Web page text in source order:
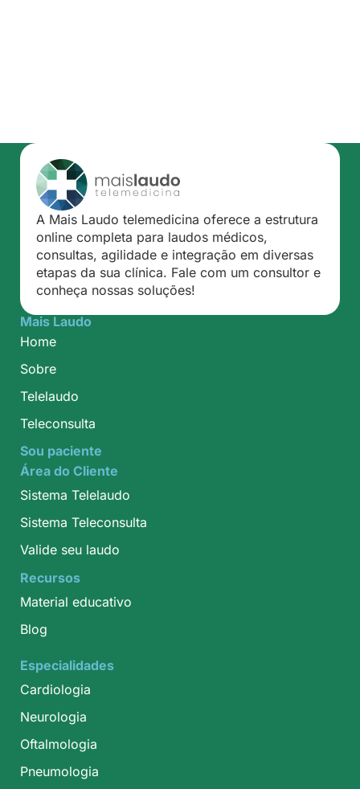
A Mais Laudo telemedicina oferece a estrutura
online completa para laudos médicos,
consultas, agilidade e integração em diversas
etapas da sua clínica. Fale com um consultor e
conheça nossas soluções!
Mais Laudo
Home
Sobre
Telelaudo
Teleconsulta
Sou paciente
Área do Cliente
Sistema Telelaudo
Sistema Teleconsulta
Valide seu laudo
Recursos
Material educativo
Blog
Especialidades
Cardiologia
Neurologia
Oftalmologia
Pneumologia